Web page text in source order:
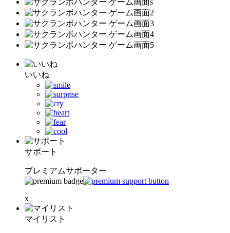
いいね
サポート
プレミアムサポーター
x
マイリスト